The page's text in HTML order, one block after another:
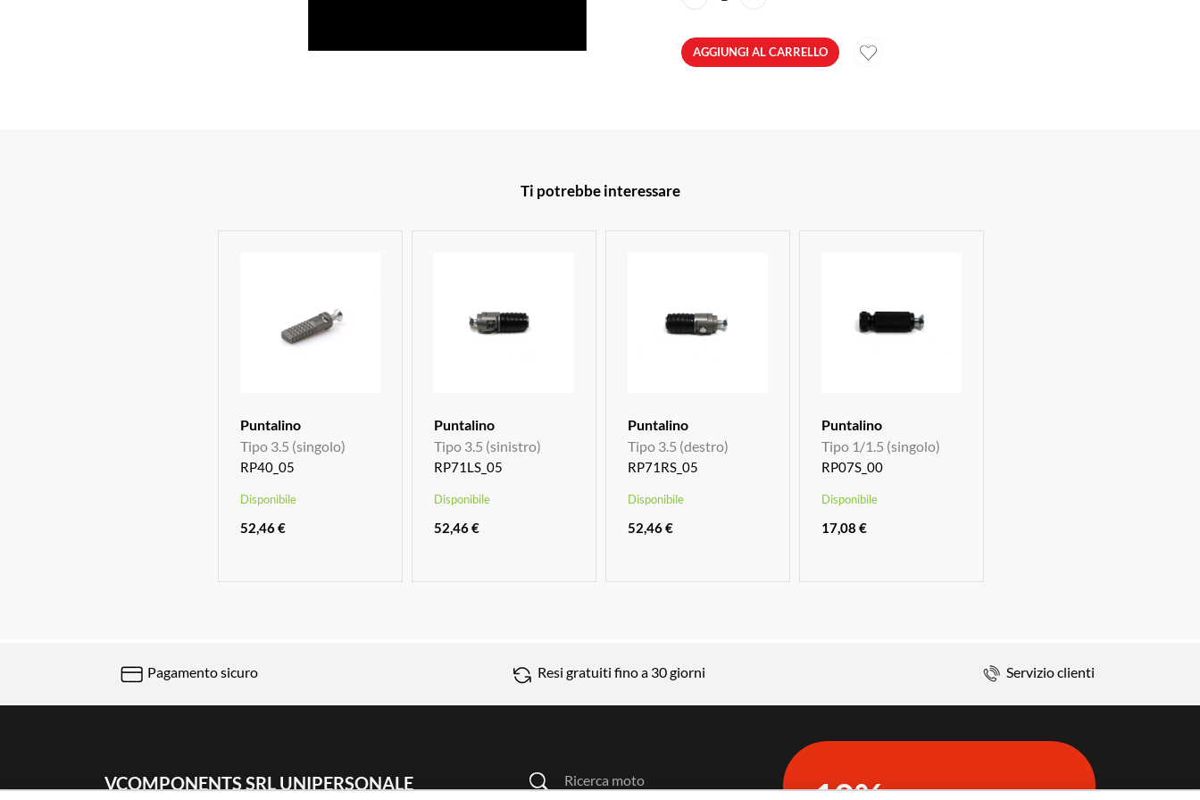
AGGIUNGI AL CARRELLO
Ti potrebbe interessare
Puntalino
Tipo 3.5 (singolo)
RP40_05
Disponibile
52,46 €
Puntalino
Tipo 3.5 (sinistro)
RP71LS_05
Disponibile
52,46 €
Puntalino
Tipo 3.5 (destro)
RP71RS_05
Disponibile
52,46 €
Puntalino
Tipo 1/1.5 (singolo)
RP07S_00
Disponibile
17,08 €
Pagamento sicuro Resi gratuiti fino a 30 giorni Servizio clienti
VCOMPONENTS SRL UNIPERSONALE
Ricerca moto